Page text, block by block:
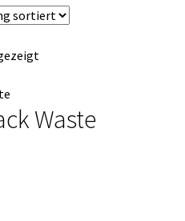
Nach
Waste